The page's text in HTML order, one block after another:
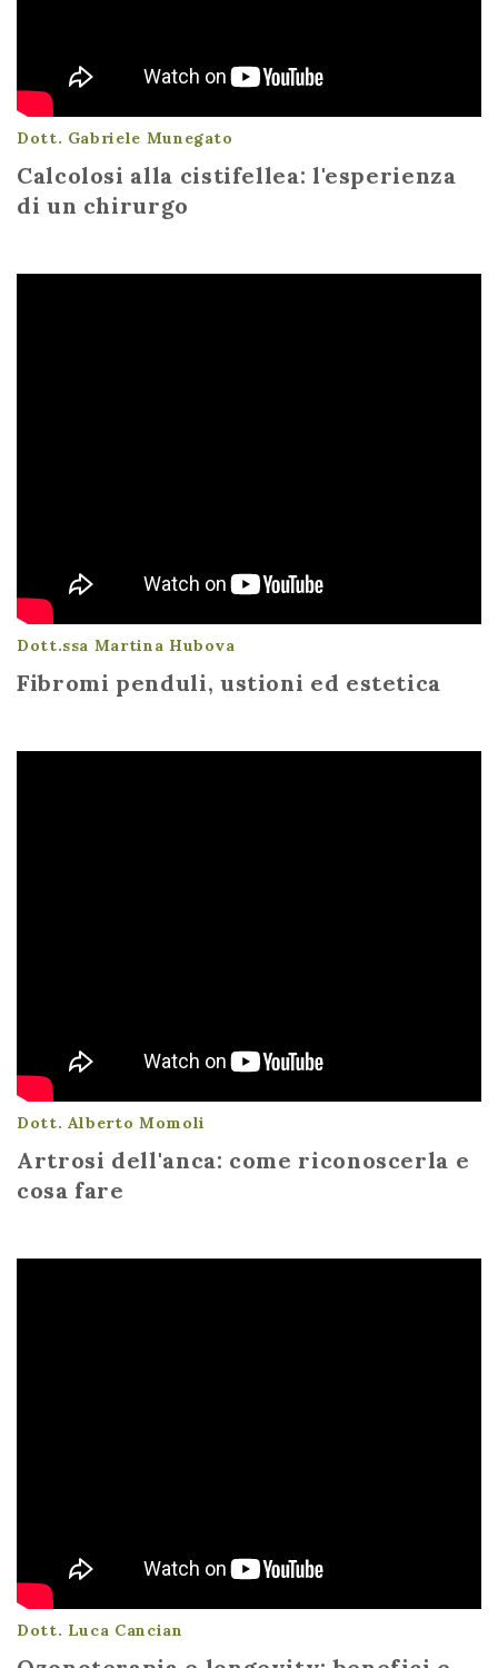
Dott. Gabriele Munegato
Calcolosi alla cistifellea: l'esperienza
di un chirurgo
Dott.ssa Martina Hubova
Fibromi penduli, ustioni ed estetica
Dott. Alberto Momoli
Artrosi dell'anca: come riconoscerla e
cosa fare
Dott. Luca Cancian